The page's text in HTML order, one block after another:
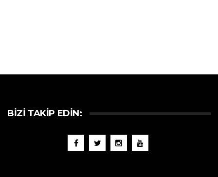
BIZI TAKIP EDIN: